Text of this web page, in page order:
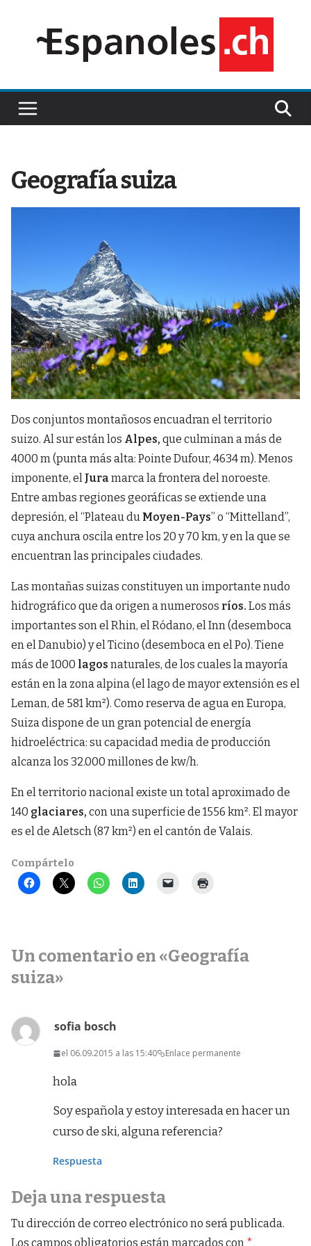
contenido
Geografía suiza
Dos conjuntos montañosos encuadran el territorio
suizo. Al sur están los Alpes, que culminan a más de
4000 m (punta más alta: Pointe Dufour, 4634 m). Menos
imponente, el Jura marca la frontera del noroeste.
Entre ambas regiones georáficas se extiende una
depresión, el “Plateau du Moyen-Pays” o “Mittelland”,
cuya anchura oscila entre los 20 y 70 km, y en la que se
encuentran las principales ciudades.
Las montañas suizas constituyen un importante nudo
hidrográfico que da origen a numerosos ríos. Los más
importantes son el Rhin, el Ródano, el Inn (desemboca
en el Danubio) y el Ticino (desemboca en el Po). Tiene
más de 1000 lagos naturales, de los cuales la mayoría
están en la zona alpina (el lago de mayor extensión es el
Leman, de 581 km²). Como reserva de agua en Europa,
Suiza dispone de un gran potencial de energía
hidroeléctrica: su capacidad media de producción
alcanza los 32.000 millones de kw/h.
En el territorio nacional existe un total aproximado de
140 glaciares, con una superficie de 1556 km². El mayor
es el de Aletsch (87 km²) en el cantón de Valais.
Compártelo
Un comentario en «Geografía
suiza»
sofia bosch
el 06.09.2015 a las 15:40 Enlace permanente
hola
Soy española y estoy interesada en hacer un
curso de ski, alguna referencia?
Respuesta
Deja una respuesta
Tu dirección de correo electrónico no será publicada.
Los campos obligatorios están marcados con *